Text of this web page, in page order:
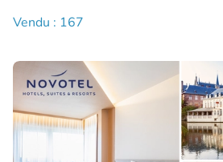
Vendu : 167